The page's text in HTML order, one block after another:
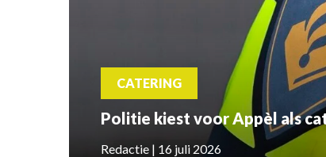
CATERING
Politie kiest voor Appèl als
Redactie | 16 juli 2026